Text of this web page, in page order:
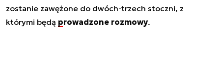
zostanie zawężone do dwóch-trzech stoczni, z
którymi będą prowadzone rozmowy.